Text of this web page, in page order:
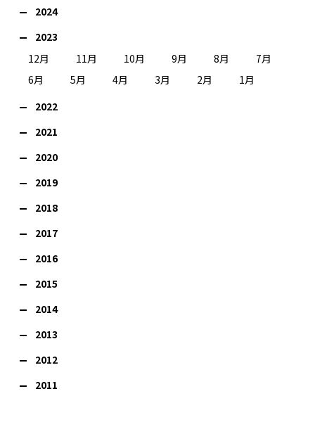
2024
2023
12月
11月 10月 9月 8月
7月
6月
5月 4月 3月 2月
1月
2022
2021
2020
2019
2018
2017
2016
2015
2014
2013
2012
2011